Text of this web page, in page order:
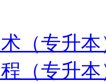
（专升
（专升